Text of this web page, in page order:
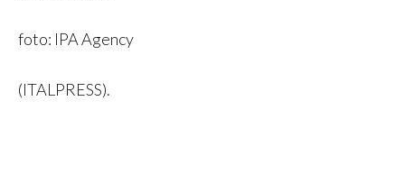
foto: IPA Agency
(ITALPRESS).